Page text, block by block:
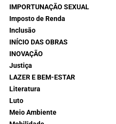
IMPORTUNAÇÃO SEXUAL
Imposto de Renda
Inclusão
INÍCIO DAS OBRAS
INOVAÇÃO
Justiça
LAZER E BEM-ESTAR
Literatura
Luto
Meio Ambiente